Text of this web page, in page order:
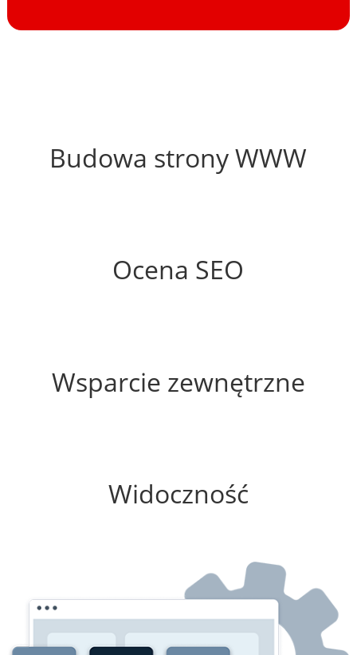
Budowa strony WWW
Ocena SEO
Wsparcie zewnętrzne
Widoczność